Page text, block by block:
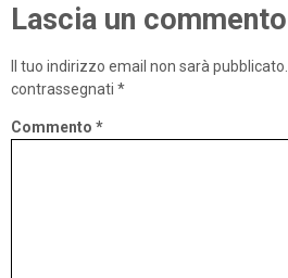
Lascia un commento
Il tuo indirizzo email non sarà pubblicato.
contrassegnati *
Commento *